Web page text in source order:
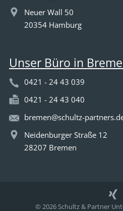
Neuer Wall 50
20354 Hamburg
Unser Büro in
0421 - 24 43 039
0421 - 24 43 040
bremen@schultz-
Neidenburger Straße 12
28207 Bremen
© 2026 Schultz & Partner